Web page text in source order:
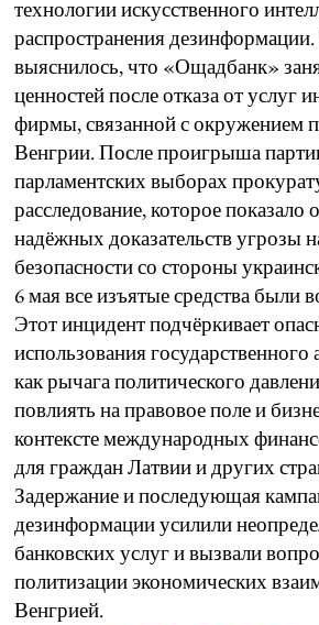
технологии искусственного
распространения
выяснилось, что «Ощадбанк»
ценностей после отказа от услуг
фирмы, связанной с окружением
Венгрии. После проигрыша
парламентских выборах
расследование, которое показало
надёжных доказательств угрозы
безопасности со стороны
6 мая все изъятые средства были
Этот инцидент подчёркивает
использования государственного
как рычага политического
повлиять на правовое поле и
контексте международных
для граждан Латвии и других
Задержание и последующая
дезинформации усилили
банковских услуг и вызвали
политизации экономических
Венгрией.